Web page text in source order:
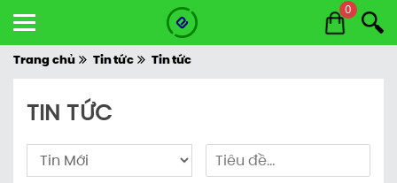
0
Trang chủ Tin tức Tin tức
TIN TỨC